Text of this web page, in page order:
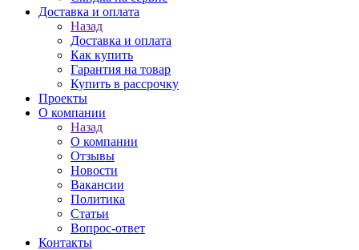
Доставка и оплата
Назад
Доставка и оплата
Как купить
Гарантия на товар
Купить в рассрочку
Проекты
О компании
Назад
О компании
Отзывы
Новости
Вакансии
Политика
Статьи
Вопрос-ответ
Контакты